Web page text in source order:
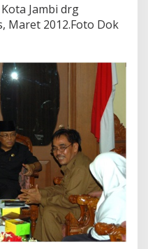
Jambi drg
Maret 2012.Foto Dok